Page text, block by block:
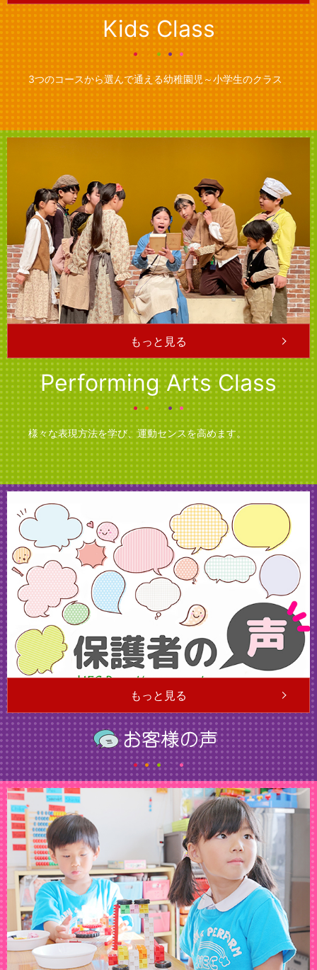
Kids Class
3つのコースから選んで通える幼稚園児～小学生のクラス
もっと見る
Performing Arts Class
様々な表現方法を学び、運動センスを高めます。
もっと見る